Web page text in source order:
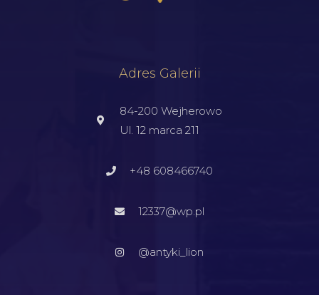
Adres Galerii
84-200 Wejherowo
Ul. 12 marca 211
+48 608466740
12337@wp.pl
@antyki_lion